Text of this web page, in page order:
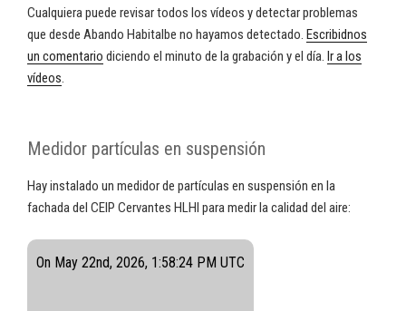
Cualquiera puede revisar todos los vídeos y detectar problemas
que desde Abando Habitalbe no hayamos detectado. Escribidnos
un comentario diciendo el minuto de la grabación y el día. Ir a los
vídeos
Medidor partículas en suspensión
Hay instalado un medidor de partículas en suspensión en la
fachada del CEIP Cervantes HLHI para medir la calidad del aire:
On May 22nd, 2026, 1:58:24 PM UTC